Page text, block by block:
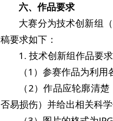
六、作品要求
大赛分为技术创新组
稿要求如下：
1. 技术创新组作品要
（1）参赛作品为利
（2）作品应轮廓清
否易损伤）并给出相关科